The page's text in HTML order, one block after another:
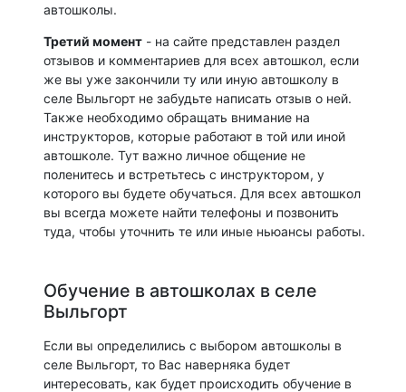
автошколы.
Третий момент - на сайте представлен раздел
отзывов и комментариев для всех автошкол, если
же вы уже закончили ту или иную автошколу в
селе Выльгорт не забудьте написать отзыв о ней.
Также необходимо обращать внимание на
инструкторов, которые работают в той или иной
автошколе. Тут важно личное общение не
поленитесь и встретьтесь с инструктором, у
которого вы будете обучаться. Для всех автошкол
вы всегда можете найти телефоны и позвонить
туда, чтобы уточнить те или иные ньюансы работы.
Обучение в автошколах в селе
Выльгорт
Если вы определились с выбором автошколы в
селе Выльгорт, то Вас наверняка будет
интересовать, как будет происходить обучение в